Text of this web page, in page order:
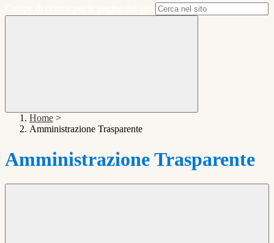
Home >
Amministrazione Trasparente
Amministrazione Trasparente